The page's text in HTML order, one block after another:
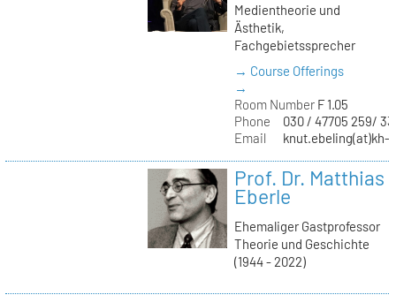
Medientheorie und
Ästhetik,
Fachgebietssprecher
→ Course Offerings
→
Room NumberF 1.05
Phone
030 / 47705 259/
Email
knut.ebeling(at)kh-
Prof. Dr. Matthias
Eberle
Ehemaliger Gastprofessor
Theorie und Geschichte
(1944 - 2022)